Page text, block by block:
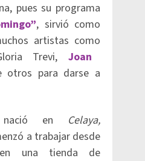
pues su programa
, sirvió como
artistas como
Trevi,Joan
otros para darse a
nació en Celaya,
a trabajar desde
una tienda de